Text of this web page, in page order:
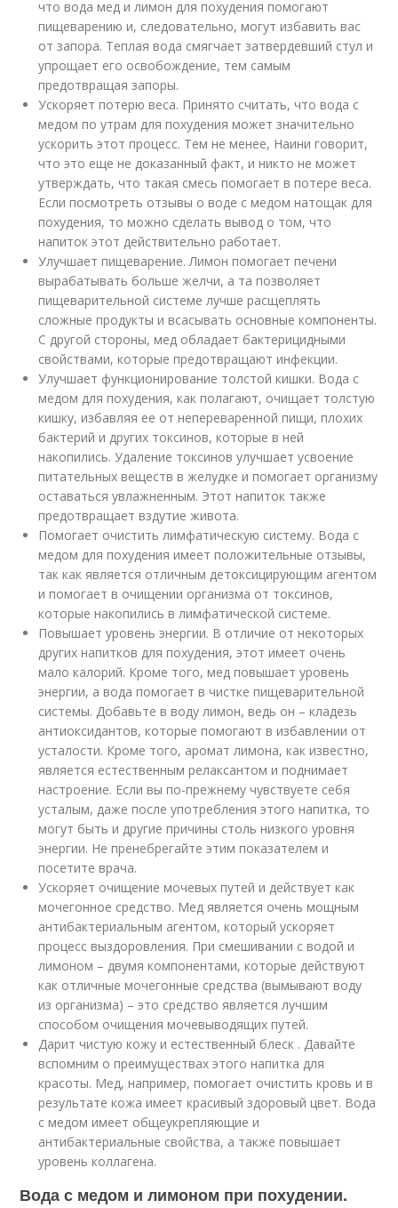
что вода мед и лимон для похудения помогают
пищеварению и, следовательно, могут избавить вас
от запора. Теплая вода смягчает затвердевший стул и
упрощает его освобождение, тем самым
предотвращая запоры.
Ускоряет потерю веса. Принято считать, что вода с
медом по утрам для похудения может значительно
ускорить этот процесс. Тем не менее, Наини говорит,
что это еще не доказанный факт, и никто не может
утверждать, что такая смесь помогает в потере веса.
Если посмотреть отзывы о воде с медом натощак для
похудения, то можно сделать вывод о том, что
напиток этот действительно работает.
Улучшает пищеварение. Лимон помогает печени
вырабатывать больше желчи, а та позволяет
пищеварительной системе лучше расщеплять
сложные продукты и всасывать основные компоненты.
С другой стороны, мед обладает бактерицидными
свойствами, которые предотвращают инфекции.
Улучшает функционирование толстой кишки. Вода с
медом для похудения, как полагают, очищает толстую
кишку, избавляя ее от непереваренной пищи, плохих
бактерий и других токсинов, которые в ней
накопились. Удаление токсинов улучшает усвоение
питательных веществ в желудке и помогает организму
оставаться увлажненным. Этот напиток также
предотвращает вздутие живота.
Помогает очистить лимфатическую систему. Вода с
медом для похудения имеет положительные отзывы,
так как является отличным детоксицирующим агентом
и помогает в очищении организма от токсинов,
которые накопились в лимфатической системе.
Повышает уровень энергии. В отличие от некоторых
других напитков для похудения, этот имеет очень
мало калорий. Кроме того, мед повышает уровень
энергии, а вода помогает в чистке пищеварительной
системы. Добавьте в воду лимон, ведь он – кладезь
антиоксидантов, которые помогают в избавлении от
усталости. Кроме того, аромат лимона, как известно,
является естественным релаксантом и поднимает
настроение. Если вы по-прежнему чувствуете себя
усталым, даже после употребления этого напитка, то
могут быть и другие причины столь низкого уровня
энергии. Не пренебрегайте этим показателем и
посетите врача.
Ускоряет очищение мочевых путей и действует как
мочегонное средство. Мед является очень мощным
антибактериальным агентом, который ускоряет
процесс выздоровления. При смешивании с водой и
лимоном – двумя компонентами, которые действуют
как отличные мочегонные средства (вымывают воду
из организма) – это средство является лучшим
способом очищения мочевыводящих путей.
Дарит чистую кожу и естественный блеск . Давайте
вспомним о преимуществах этого напитка для
красоты. Мед, например, помогает очистить кровь и в
результате кожа имеет красивый здоровый цвет. Вода
с медом имеет общеукрепляющие и
антибактериальные свойства, а также повышает
уровень коллагена.
Вода с медом и лимоном при похудении.